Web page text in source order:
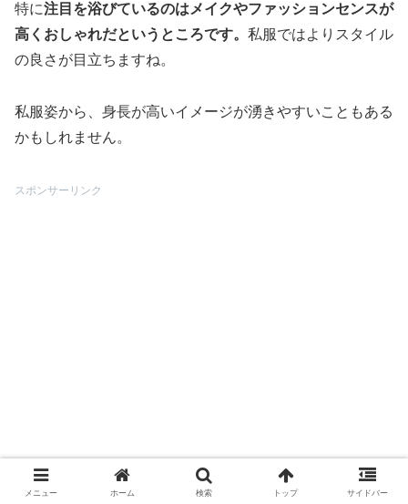
特に注目を浴びているのはメイクやファッションセンスが
高くおしゃれだというところです。 私服ではよりスタイル
の良さが目立ちますね。
私服姿から、身長が高いイメージが湧きやすいこともある
かもしれません。
スポンサーリンク
メニュー ホーム 検索 トップ サイドバー